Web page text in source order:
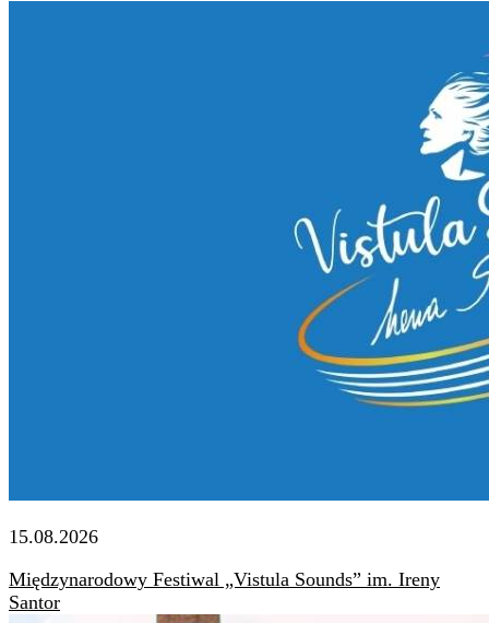
15.08.2026
Międzynarodowy Festiwal „Vistula Sounds” im. Ireny
Santor